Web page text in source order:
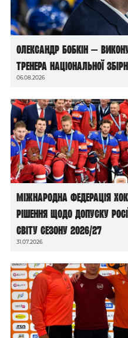
Олександр Бобкін —
тренера національної
06.08.2026
Міжнародна федерація
рішення щодо допуску
світу сезону 2026/27
31.07.2026